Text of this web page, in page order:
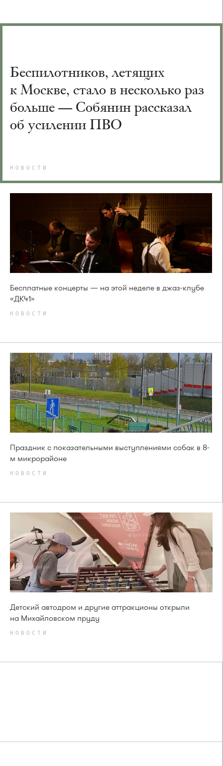
Беспилотников, летящих
к Москве, стало в несколько раз
больше — Собянин рассказал
об усилении ПВО
НОВОСТИ
Бесплатные концерты — на этой неделе в джаз-клубе
«ДК41»
НОВОСТИ
Праздник с показательными выступлениями собак в 8-
м микрорайоне
НОВОСТИ
Детский автодром и другие аттракционы открыли
на Михайловском пруду
НОВОСТИ